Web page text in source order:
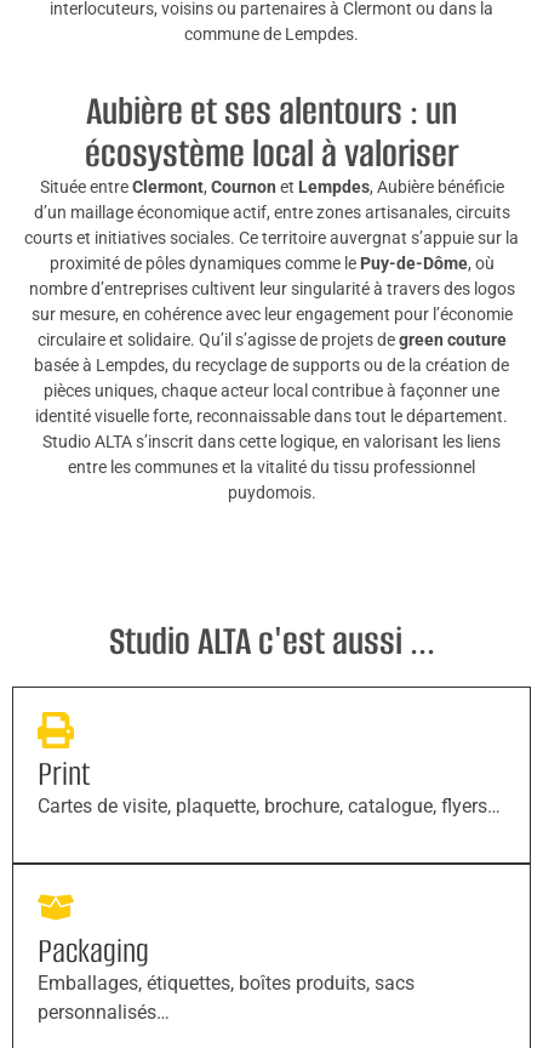
interlocuteurs, voisins ou partenaires à Clermont ou dans la
commune de Lempdes.
Aubière et ses alentours : un
écosystème local à valoriser
Située entreClermont, Cournon et Lempdes, Aubière bénéficie
d’un maillage économique actif, entre zones artisanales, circuits
courts et initiatives sociales. Ce territoire auvergnat s’appuie sur la
proximité de pôles dynamiques comme le Puy-de-Dôme, où
nombre d’entreprises cultivent leur singularité à travers des logos
sur mesure, en cohérence avec leur engagement pour l’économie
circulaire et solidaire. Qu’il s’agisse de projets degreen couture
basée à Lempdes, du recyclage de supports ou de la création de
pièces uniques, chaque acteur local contribue à façonner une
identité visuelle forte, reconnaissable dans tout le département.
Studio ALTA s’inscrit dans cette logique, en valorisant les liens
entre les communes et la vitalité du tissu professionnel
puydomois.
Studio ALTA c'est aussi ...
Print
Cartes de visite, plaquette, brochure, catalogue, flyers…
Packaging
Emballages, étiquettes, boîtes produits, sacs
personnalisés…